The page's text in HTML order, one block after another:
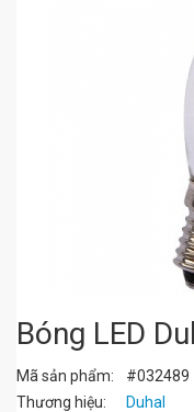
Bóng LED
Mã sản phẩm:
#032489
Thương hiệu:
Duhal